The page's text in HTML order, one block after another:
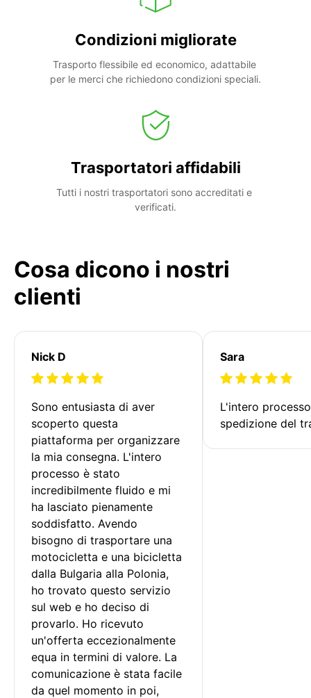
Condizioni migliorate
Trasporto flessibile ed economico, adattabile
per le merci che richiedono condizioni speciali.
Trasportatori affidabili
Tutti i nostri trasportatori sono accreditati e
verificati.
Cosa dicono i nostri
clienti
Nick D
Sono entusiasta di aver
scoperto questa
piattaforma per organizzare
la mia consegna. L'intero
processo è stato
incredibilmente fluido e mi
ha lasciato pienamente
soddisfatto. Avendo
bisogno di trasportare una
motocicletta e una bicicletta
dalla Bulgaria alla Polonia,
ho trovato questo servizio
sul web e ho deciso di
provarlo. Ho ricevuto
un'offerta eccezionalmente
equa in termini di valore. La
comunicazione è stata facile
da quel momento in poi,
Sara
L'intero
spedizione del